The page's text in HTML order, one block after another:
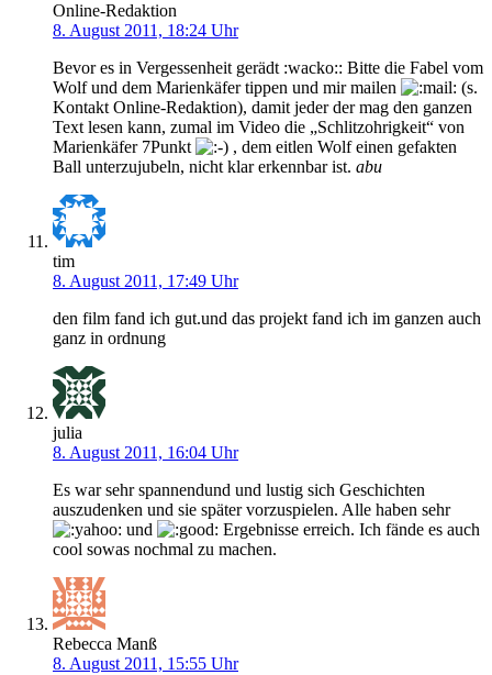
Online-Redaktion
8. August 2011, 18:24 Uhr
Bevor es in Vergessenheit gerädt :wacko:: Bitte die Fabel vom
Wolf und dem Marienkäfer tippen und mir mailen
(s.
Kontakt Online-Redaktion), damit jeder der mag den ganzen
Text lesen kann, zumal im Video die „Schlitzohrigkeit“ von
Marienkäfer 7Punkt
, dem eitlen Wolf einen gefakten
Ball unterzujubeln, nicht klar erkennbar ist. abu
tim
8. August 2011, 17:49 Uhr
den film fand ich gut.und das projekt fand ich im ganzen auch
ganz in ordnung
julia
8. August 2011, 16:04 Uhr
Es war sehr spannendund und lustig sich Geschichten
auszudenken und sie später vorzuspielen. Alle haben sehr
und
Ergebnisse erreich. Ich fände es auch
cool sowas nochmal zu machen.
Rebecca Manß
8. August 2011, 15:55 Uhr